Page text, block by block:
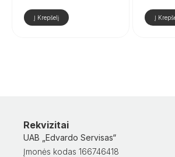
Į Krepšelį Į
Rekvizitai
UAB „Edvardo Servisas“
Įmonės kodas 166746418